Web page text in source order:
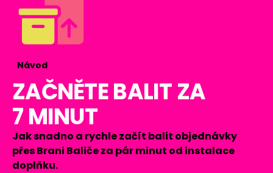
Návod
ZAČNĚTE BALIT ZA
7 MINUT
Jak snadno a rychle začít balit objednávky
přes Brani Baliče za pár minut od instalace
doplňku.